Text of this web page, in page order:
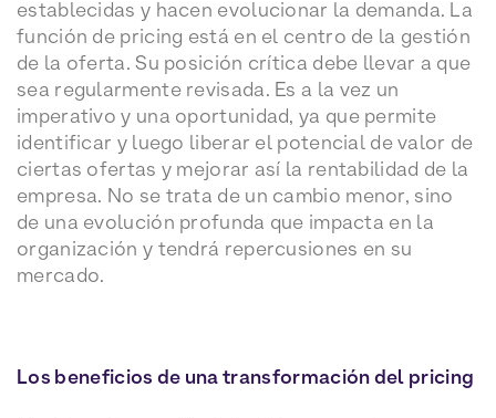
establecidas y hacen evolucionar la demanda. La
función de pricing está en el centro de la gestión
de la oferta. Su posición crítica debe llevar a que
sea regularmente revisada. Es a la vez un
imperativo y una oportunidad, ya que permite
identificar y luego liberar el potencial de valor de
ciertas ofertas y mejorar así la rentabilidad de la
empresa. No se trata de un cambio menor, sino
de una evolución profunda que impacta en la
organización y tendrá repercusiones en su
mercado.
Los beneficios de una transformación del pricing